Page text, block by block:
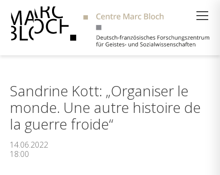
Sandrine Kott: „Organiser le
monde. Une autre histoire de
la guerre froide“
14.06.2022
18:00